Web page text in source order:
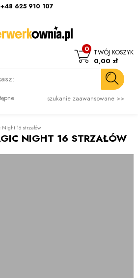
+48 625 910 107
szukanie zaawansowane >>
TWÓJ KOSZYK
0
0,00 zł
16 strzałów
NIGHT 16 STRZAŁÓW